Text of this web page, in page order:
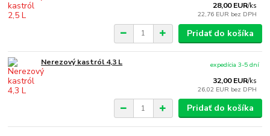
28,00 EUR/ks
22,76 EUR bez DPH
Pridať do košíka
Nerezový kastról 4,3 L
32,00 EUR/ks
26,02 EUR bez DPH
expedícia 3-5 dní
Pridať do košíka